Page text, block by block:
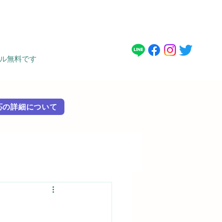
無料です
詳細に​ついて